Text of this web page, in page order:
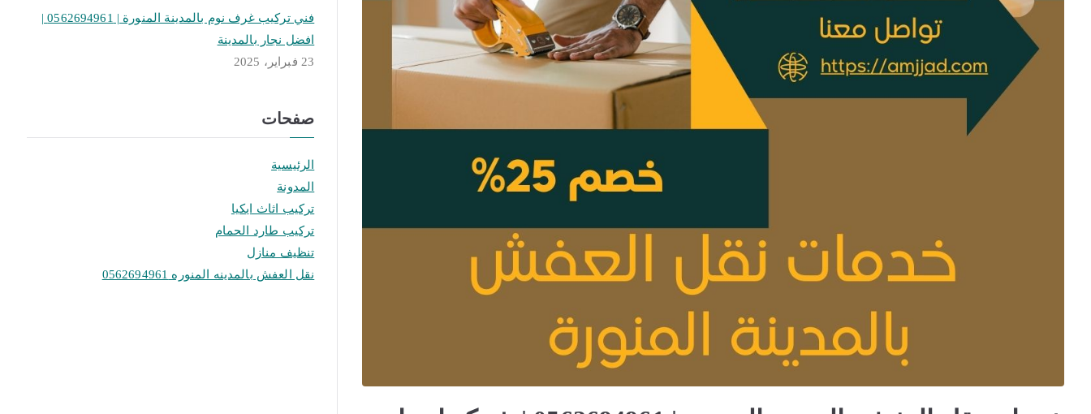
فني تركيب غرف نوم بالمدينة المنورة | 0562694961 |
افضل نجار بالمدينة
23 فبراير، 2025
صفحات
الرئيسية
المدونة
تركيب اثاث ايكيا
تركيب طارد الحمام
تنظيف منازل
نقل العفش بالمدينه المنوره 0562694961